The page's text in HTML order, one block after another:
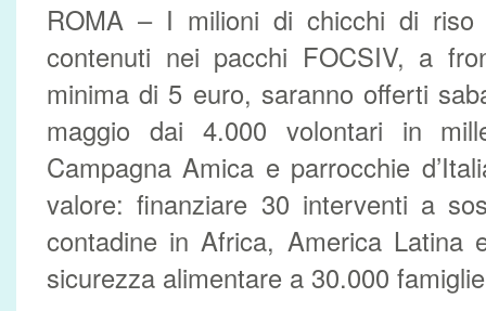
ROMA – I milioni di chicchi di riso
contenuti nei pacchi FOCSIV, a
minima di 5 euro, saranno offerti
maggio dai 4.000 volontari in
Campagna Amica e parrocchie
valore: finanziare 30 interventi a
contadine in Africa, America Latina
sicurezza alimentare a 30.000